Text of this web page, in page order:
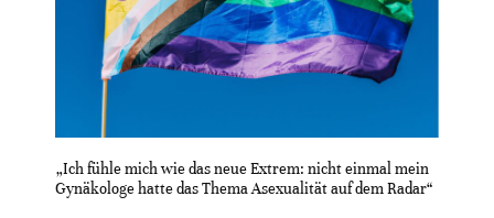
„Ich fühle mich wie das neue Extrem: nicht einmal mein
Gynäkologe hatte das Thema Asexualität auf dem Radar“